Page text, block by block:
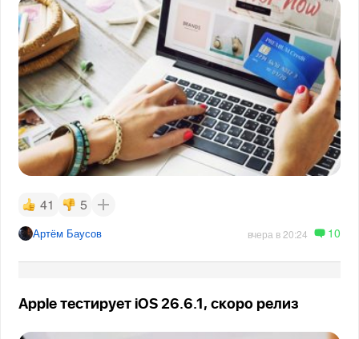
41 5
Артём Баусов вчера в 20:24 10
Apple тестирует iOS 26.6.1, скоро релиз